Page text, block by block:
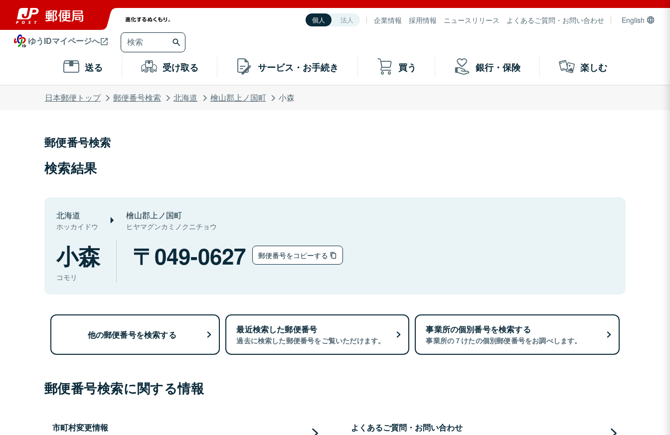
個人 法人 企業情報 採用情報 ニュースリリース よくあるご質問・お問い合わせ English
ゆうIDマイページへ
送る 受け取る サービス・お手続き 買う 銀行・保険 楽しむ
日本郵便トップ 郵便番号検索 北海道 檜山郡上ノ国町 小森
郵便番号検索
検索結果
北海道
ホッカイドウ
檜山郡上ノ国町
ヒヤマグンカミノクニチョウ
小森
コモリ
049-0627 郵便番号をコピーする
他の郵便番号を検索する 最近検索した郵便番号
過去に検索した郵便番号をご覧いただけます。
事業所の個別番号を検索する
事業所の７けたの個別郵便番号をお調べします。
郵便番号検索に関する情報
市町村変更情報 よくあるご質問・お問い合わせ